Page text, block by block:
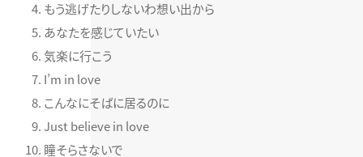
もう逃げたりしないわ想い出から
あなたを感じていたい
気楽に行こう
I’m in love
こんなにそばに居るのに
Just believe in love
瞳そらさないで